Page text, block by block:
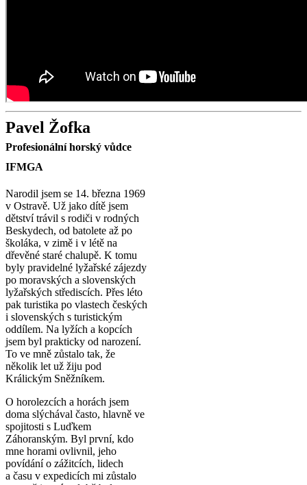
Pavel Žofka
Profesionální horský vůdce
IFMGA
Narodil jsem se 14. března 1969
v Ostravě. Už jako dítě jsem
dětství trávil s rodiči v rodných
Beskydech, od batolete až po
školáka, v zimě i v létě na
dřevěné staré chalupě. K tomu
byly pravidelné lyžařské zájezdy
po moravských a slovenských
lyžařských střediscích. Přes léto
pak turistika po vlastech českých
i slovenských s turistickým
oddílem. Na lyžích a kopcích
jsem byl prakticky od narození.
To ve mně zůstalo tak, že
několik let už žiju pod
Králickým Sněžníkem.
O horolezcích a horách jsem
doma slýchával často, hlavně ve
spojitosti s Luďkem
Záhoranským. Byl první, kdo
mne horami ovlivnil, jeho
povídání o zážitcích, lidech
a času v expedicích mi zůstalo